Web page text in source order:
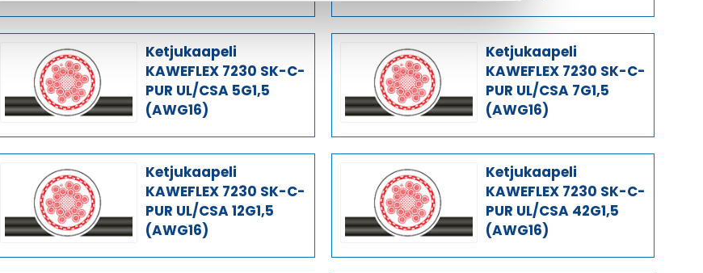
Ketjukaapeli
KAWEFLEX 7230 SK-C-
PUR UL/CSA 5G1,5
(AWG16)
Ketjukaapeli
KAWEFLEX 7230 SK-C-
PUR UL/CSA 7G1,5
(AWG16)
Ketjukaapeli
KAWEFLEX 7230 SK-C-
PUR UL/CSA 12G1,5
(AWG16)
Ketjukaapeli
KAWEFLEX 7230 SK-C-
PUR UL/CSA 42G1,5
(AWG16)